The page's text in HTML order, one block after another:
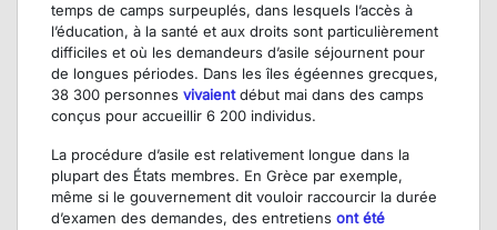
temps de camps surpeuplés, dans lesquels l’accès à
l’éducation, à la santé et aux droits sont particulièrement
difficiles et où les demandeurs d’asile séjournent pour
de longues périodes. Dans les îles égéennes grecques,
38 300 personnes vivaientdébut mai dans des camps
conçus pour accueillir 6 200 individus.
La procédure d’asile est relativement longue dans la
plupart des États membres. En Grèce par exemple,
même si le gouvernement dit vouloir raccourcir la durée
d’examen des demandes, des entretiens ont été